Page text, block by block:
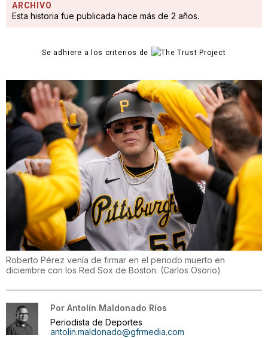
ARCHIVO
Esta historia fue publicada hace más de 2 años.
Se adhiere a los criterios de
Roberto Pérez venía de firmar en el periodo muerto en
diciembre con los Red Sox de Boston. (Carlos Osorio)
Por Antolín Maldonado Ríos
Periodista de Deportes
antolin.maldonado@gfrmedia.com